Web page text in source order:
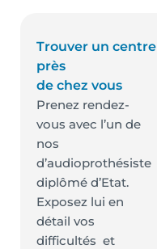
Trouver un centre
près
de chez vous
Prenez rendez-
vous avec l’un de
nos
d’audioprothésiste
diplômé d’Etat.
Exposez lui en
détail vos
difficultés et